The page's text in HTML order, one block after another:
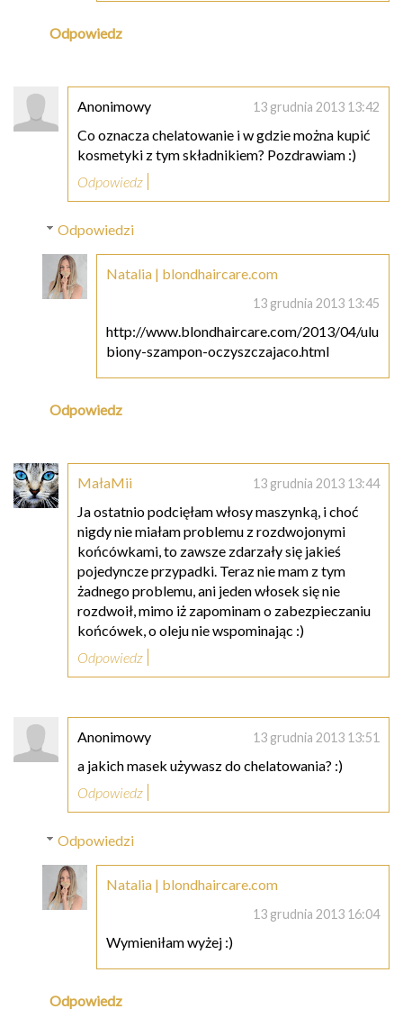
Odpowiedz
Anonimowy 13 grudnia 2013 13:42
Co oznacza chelatowanie i w gdzie można kupić
kosmetyki z tym składnikiem? Pozdrawiam :)
Odpowiedz
Odpowiedzi
Natalia | blondhaircare.com
13 grudnia 2013 13:45
http://www.blondhaircare.com/2013/04/ulu
biony-szampon-oczyszczajaco.html
Odpowiedz
MałaMii 13 grudnia 2013 13:44
Ja ostatnio podcięłam włosy maszynką, i choć
nigdy nie miałam problemu z rozdwojonymi
końcówkami, to zawsze zdarzały się jakieś
pojedyncze przypadki. Teraz nie mam z tym
żadnego problemu, ani jeden włosek się nie
rozdwoił, mimo iż zapominam o zabezpieczaniu
końcówek, o oleju nie wspominając :)
Odpowiedz
Anonimowy 13 grudnia 2013 13:51
a jakich masek używasz do chelatowania? :)
Odpowiedz
Odpowiedzi
Natalia | blondhaircare.com
13 grudnia 2013 16:04
Wymieniłam wyżej :)
Odpowiedz